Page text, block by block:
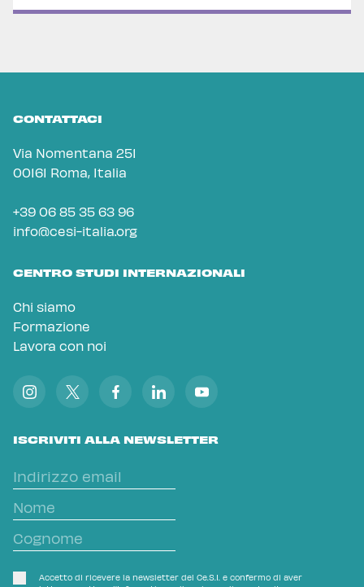
CONTATTACI
Via Nomentana 251
00161 Roma, Italia
+39 06 85 35 63 96
info@cesi-italia.org
CENTRO STUDI INTERNAZIONALI
Chi siamo
Formazione
Lavora con noi
ISCRIVITI ALLA NEWSLETTER
Accetto di ricevere la newsletter del Ce.S.I. e confermo di aver